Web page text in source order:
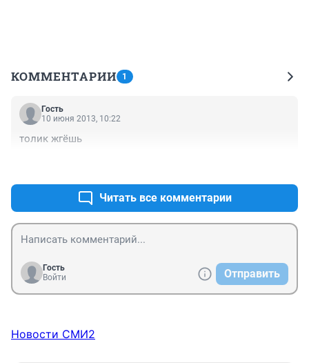
КОММЕНТАРИИ 1
Гость
10 июня 2013, 10:22
толик жгёшь
Читать все комментарии
Гость
Войти
Отправить
Новости СМИ2